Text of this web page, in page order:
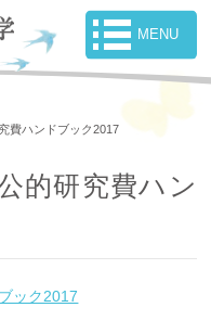
費ハンドブック2017
的研究費ハン
ック2017